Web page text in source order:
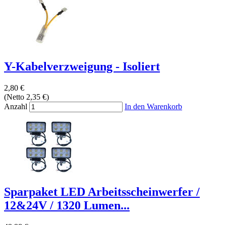
Y-Kabelverzweigung - Isoliert
2,80 €
(Netto 2,35 €)
Anzahl
In den Warenkorb
Sparpaket LED Arbeitsscheinwerfer /
12&24V / 1320 Lumen...